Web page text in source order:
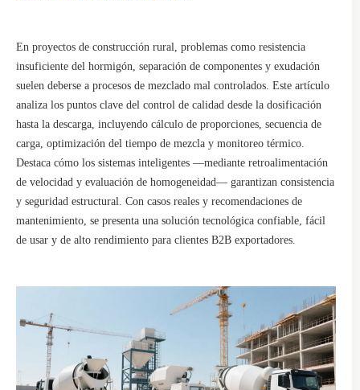
En proyectos de construcción rural, problemas como resistencia
insuficiente del hormigón, separación de componentes y exudación
suelen deberse a procesos de mezclado mal controlados. Este artículo
analiza los puntos clave del control de calidad desde la dosificación
hasta la descarga, incluyendo cálculo de proporciones, secuencia de
carga, optimización del tiempo de mezcla y monitoreo térmico.
Destaca cómo los sistemas inteligentes —mediante retroalimentación
de velocidad y evaluación de homogeneidad— garantizan consistencia
y seguridad estructural. Con casos reales y recomendaciones de
mantenimiento, se presenta una solución tecnológica confiable, fácil
de usar y de alto rendimiento para clientes B2B exportadores.